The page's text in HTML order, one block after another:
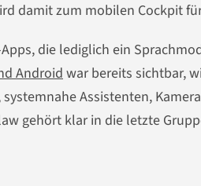
damit zum mobilen Cockpit
die lediglich ein
Androidwar bereits sichtbar,
Assistenten,
gehört klar in die letzte